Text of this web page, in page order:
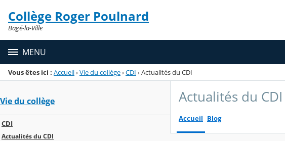
Menu de la rubrique
Contenu
Collège Roger Poulnard
Bagé-la-Ville
MENU
Vous êtes ici : Accueil›Vie du collège›CDI ›Actualités du CDI
Vie du collège
CDI
Actualités du CDI
Actualités du CDI
Accueil Blog